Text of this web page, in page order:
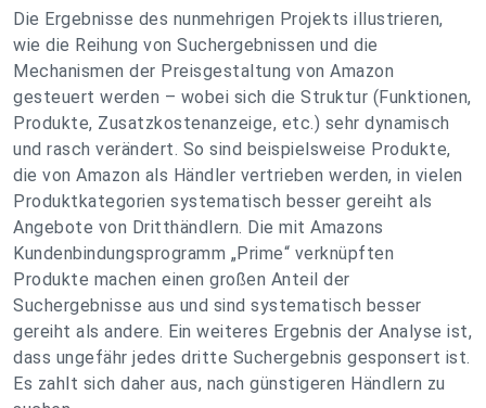
Die Ergebnisse des nunmehrigen Projekts illustrieren,
wie die Reihung von Suchergebnissen und die
Mechanismen der Preisgestaltung von Amazon
gesteuert werden – wobei sich die Struktur (Funktionen,
Produkte, Zusatzkostenanzeige, etc.) sehr dynamisch
und rasch verändert. So sind beispielsweise Produkte,
die von Amazon als Händler vertrieben werden, in vielen
Produktkategorien systematisch besser gereiht als
Angebote von Dritthändlern. Die mit Amazons
Kundenbindungsprogramm „Prime“ verknüpften
Produkte machen einen großen Anteil der
Suchergebnisse aus und sind systematisch besser
gereiht als andere. Ein weiteres Ergebnis der Analyse ist,
dass ungefähr jedes dritte Suchergebnis gesponsert ist.
Es zahlt sich daher aus, nach günstigeren Händlern zu